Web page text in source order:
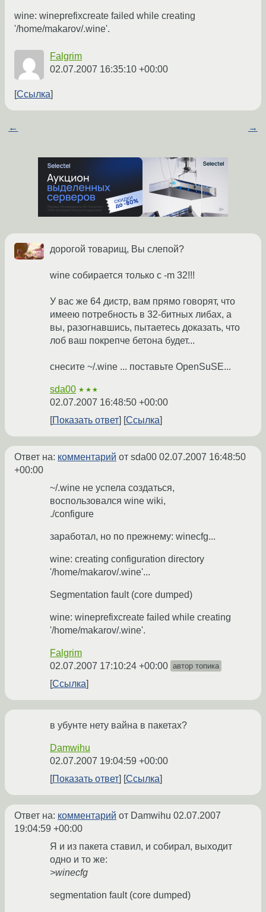
wine: wineprefixcreate failed while creating
'/home/makarov/.wine'.
Falgrim
02.07.2007 16:35:10 +00:00
Ссылка
← →
дорогой товарищ, Вы слепой?
wine собирается только с -m 32!!!
У вас же 64 дистр, вам прямо говорят, что
имеею потребность в 32-битных либах, а
вы, разогнавшись, пытаетесь доказать, что
лоб ваш покрепче бетона будет...
снесите ~/.wine ... поставьте OpenSuSE...
sda00 ★★★
02.07.2007 16:48:50 +00:00
Показать ответ
Ссылка
Ответ на: комментарий от sda00 02.07.2007 16:48:50
+00:00
~/.wine не успела создаться,
воспользовался wine wiki,
./configure
заработал, но по прежнему: winecfg...
wine: creating configuration directory
'/home/makarov/.wine'...
Segmentation fault (core dumped)
wine: wineprefixcreate failed while creating
'/home/makarov/.wine'.
Falgrim
02.07.2007 17:10:24 +00:00 автор топика
Ссылка
в убунте нету вайна в пакетах?
Damwihu
02.07.2007 19:04:59 +00:00
Показать ответ
Ссылка
Ответ на: комментарий от Damwihu 02.07.2007
19:04:59 +00:00
Я и из пакета ставил, и собирал, выходит
одно и то же:
>winecfg
segmentation fault (core dumped)